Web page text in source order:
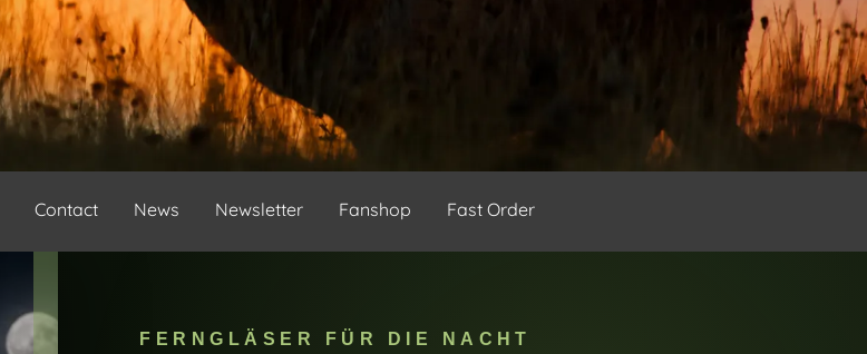
Contact News Newsletter Fanshop Fast Order
FERNGLÄSER FÜR DIE NACHT